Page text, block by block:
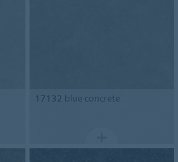
17132 blue concrete